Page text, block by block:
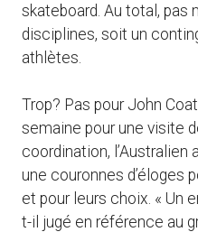
skateboard. Au total, pas
disciplines, soit un
athlètes.
Trop? Pas pour John
semaine pour une visite
coordination,
une couronnes d’éloges
et pour leurs choix. « Un
t-il jugé en référence au